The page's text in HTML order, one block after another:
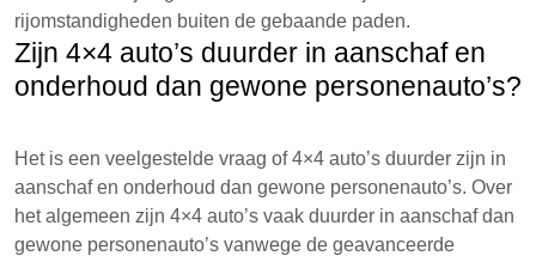
rijomstandigheden buiten de gebaande paden.
Zijn 4×4 auto’s duurder in aanschaf en
onderhoud dan gewone personenauto’s?
Het is een veelgestelde vraag of 4×4 auto’s duurder zijn in
aanschaf en onderhoud dan gewone personenauto’s. Over
het algemeen zijn 4×4 auto’s vaak duurder in aanschaf dan
gewone personenauto’s vanwege de geavanceerde